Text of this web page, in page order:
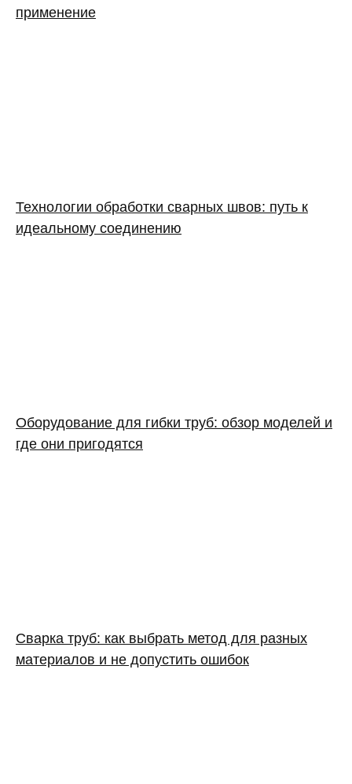
применение
Технологии обработки сварных швов: путь к
идеальному соединению
Оборудование для гибки труб: обзор моделей и
где они пригодятся
Сварка труб: как выбрать метод для разных
материалов и не допустить ошибок